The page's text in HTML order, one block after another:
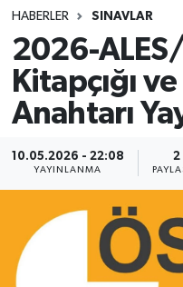
HABERLER SINAVLAR
2026-
Kitapçığı
Anahtarı
10.05.2026 - 22:08
YAYINLANMA
2
YARIŞMA/
ANKET
MEVZUAT/